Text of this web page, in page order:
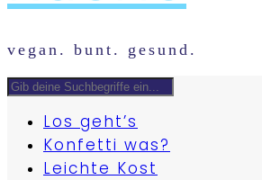
vegan. bunt. gesund.
Los geht’s
Konfetti was?
Leichte Kost